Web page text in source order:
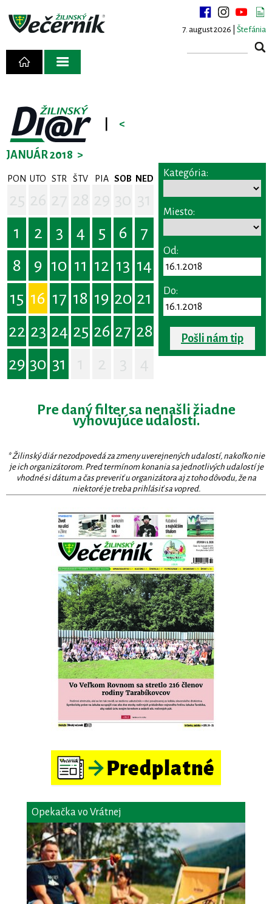
7. august 2026 | Štefánia
<
JANUÁR 2018 >
PON UTO STR ŠTV PIA SOB NED
1
2 3 4 5 6
7
8
9 10 11 12 13 14
15 16 17 18 19 20 21
22 23 24 25 26 27 28
29 30 31
Kategória:
Miesto:
Od:
Do:
Pošli nám tip
Pre daný filter sa nenašli žiadne
vyhovujúce udalosti.
* Žilinský diár nezodpovedá za zmeny uverejnených udalostí, nakoľko nie
je ich organizátorom. Pred termínom konania sa jednotlivých udalostí je
vhodné si dátum a čas preveriť u organizátora aj z toho dôvodu, že na
niektoré je treba prihlásiť sa vopred.
Opekačka vo Vrátnej